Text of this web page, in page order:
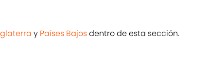
y Países Bajosdentro de esta sección.